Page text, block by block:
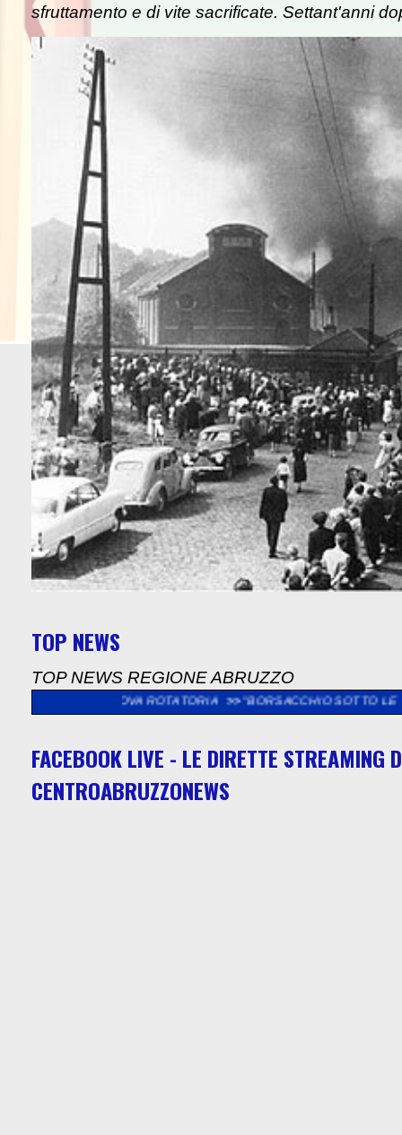
sfruttamento e di vite sacrificate. Settant'anni
TOP NEWS
TOP NEWS REGIONE ABRUZZO
NUOVA ROTATORIA >> "BORSACCHIO SOTTO LE STELLE DI
FACEBOOK LIVE - LE DIRETTE STREAMING
CENTROABRUZZONEWS